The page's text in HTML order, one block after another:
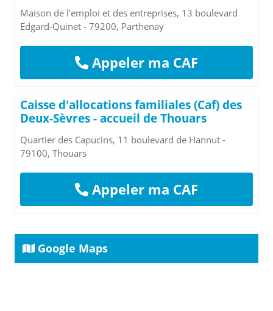
Maison de l'emploi et des entreprises, 13 boulevard
Edgard-Quinet - 79200, Parthenay
Appeler ma CAF
Caisse d'allocations familiales (Caf) des
Deux-Sèvres - accueil de Thouars
Quartier des Capucins, 11 boulevard de Hannut -
79100, Thouars
Appeler ma CAF
Google Maps